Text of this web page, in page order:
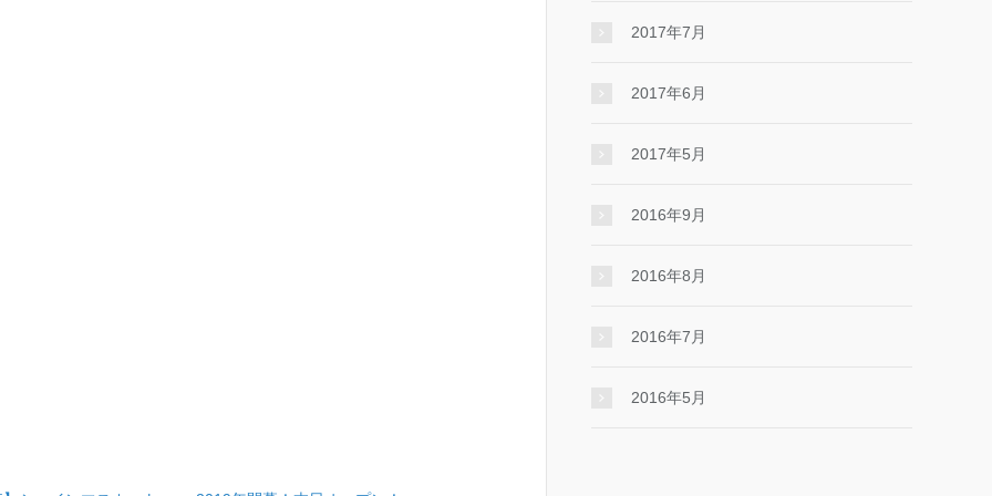
2017年7月
2017年6月
2017年5月
2016年9月
2016年8月
2016年7月
2016年5月